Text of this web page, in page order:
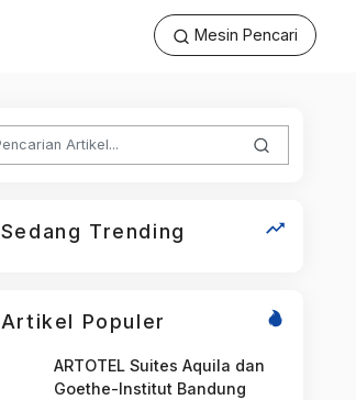
Mesin Pencari
Sedang Trending
Artikel Populer
ARTOTEL Suites Aquila dan
Goethe-Institut Bandung